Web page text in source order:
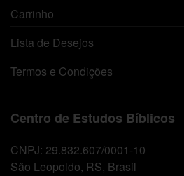
Carrinho
Lista de Desejos
Termos e Condições
Centro de Estudos Bíblicos
CNPJ: 29.832.607/0001-10
São Leopoldo, RS, Brasil